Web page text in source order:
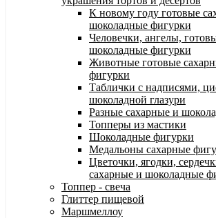
К новому году готовые
шоколадные фигурки
Человечки, ангелы,
шоколадные фигурки
Животные готовые
фигурки
Таблички с надписями,
шоколадной глазури
Разные сахарные и
Топперы из мастики
Шоколадные фигурки
Медальоны сахарные
Цветочки, ягодки,
сахарные и шоколадные
Топпер - свеча
Глиттер пищевой
Маршмеллоу